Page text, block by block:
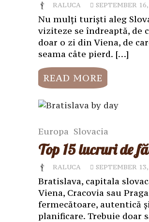
RALUCA SEPTEMBER
Nu mulți turiști aleg
viziteze se îndreaptă, de
doar o zi din Viena, de
seama câte pierd. […]
READ MORE
Europa Slovacia
Top 15 lucruri de
RALUCA SEPTEMBER
Bratislava, capitala
Viena, Cracovia sau
fermecătoare, autentică
planificare. Trebuie doar